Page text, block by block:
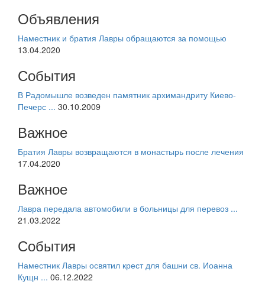
Объявления
Наместник и братия Лавры обращаются за помощью
13.04.2020
События
В Радомышле возведен памятник архимандриту Киево-
Печерс ... 30.10.2009
Важное
Братия Лавры возвращаются в монастырь после лечения
17.04.2020
Важное
Лавра передала автомобили в больницы для перевоз ...
21.03.2022
События
Наместник Лавры освятил крест для башни св. Иоанна
Кущн ... 06.12.2022